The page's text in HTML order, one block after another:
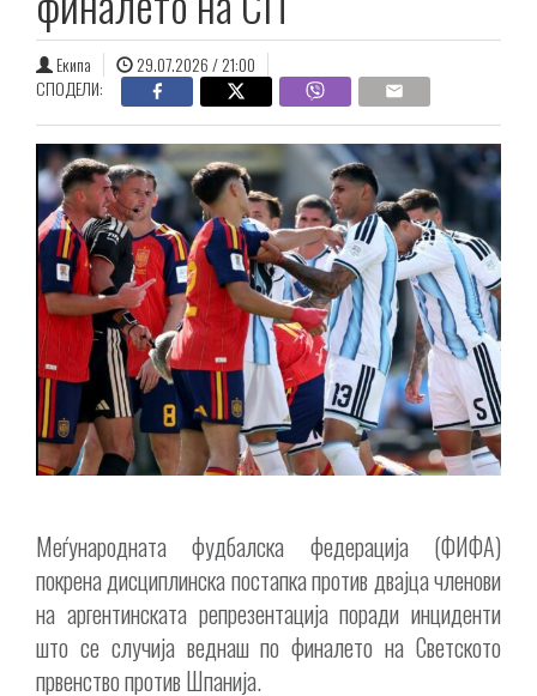
Екипа
29.07.2026 / 21:00
СПОДЕЛИ:
Меѓународната фудбалска федерација (ФИФА)
покрена дисциплинска постапка против двајца членови
на аргентинската репрезентација поради инциденти
што се случија веднаш по финалето на Светското
првенство против Шпанија.